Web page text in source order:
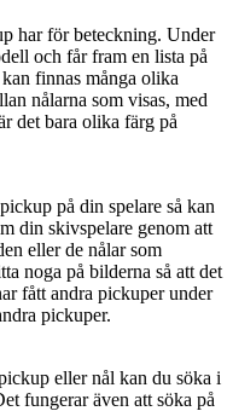
har för beteckning. Under
och får fram en lista på
finnas många olika
nålarna som visas, med
det bara olika färg på
på din spelare så kan
din skivspelare genom att
eller de nålar som
noga på bilderna så att det
fått andra pickuper under
pickuper.
eller nål kan du söka i
fungerar även att söka på